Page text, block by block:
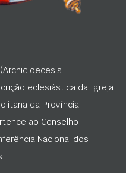
eclesiástica da Igreja
da Província
ao Conselho
Nacional dos